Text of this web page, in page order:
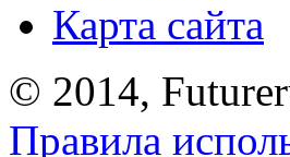
Карта сайта
© 2014,
Правила